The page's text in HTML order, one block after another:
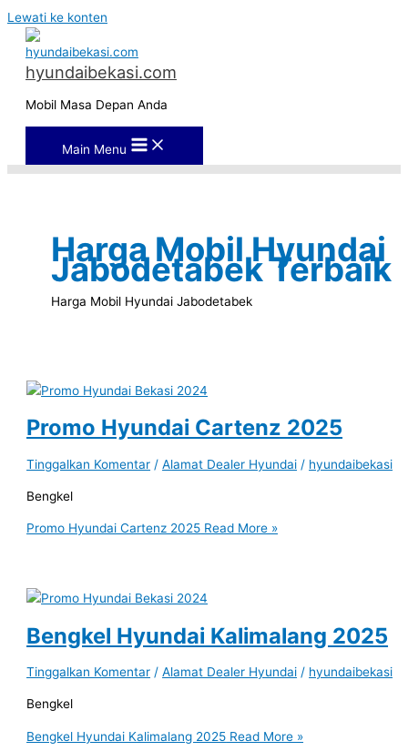
Lewati ke konten
hyundaibekasi.com
Mobil Masa Depan Anda
Main Menu
Harga Mobil Hyundai
Jabodetabek Terbaik
Harga Mobil Hyundai Jabodetabek
Promo Hyundai Cartenz 2025
Tinggalkan Komentar /Alamat Dealer Hyundai / hyundaibekasi
Bengkel
Promo Hyundai Cartenz 2025 Read More »
Bengkel Hyundai Kalimalang 2025
Tinggalkan Komentar /Alamat Dealer Hyundai / hyundaibekasi
Bengkel
Bengkel Hyundai Kalimalang 2025 Read More »